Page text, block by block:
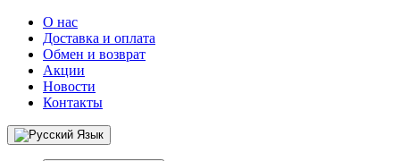
О нас
Доставка и оплата
Обмен и возврат
Акции
Новости
Контакты
Язык